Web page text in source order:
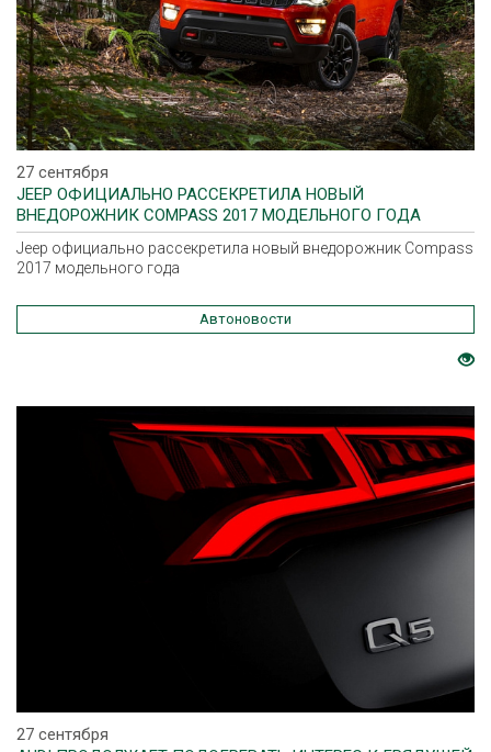
27 сентября
JEEP ОФИЦИАЛЬНО РАССЕКРЕТИЛА НОВЫЙ
ВНЕДОРОЖНИК COMPASS 2017 МОДЕЛЬНОГО ГОДА
Jeep официально рассекретила новый внедорожник Compass
2017 модельного года
Автоновости
27 сентября